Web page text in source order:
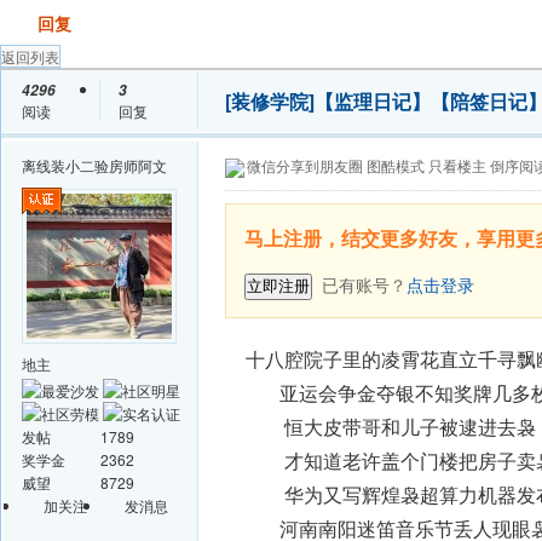
回复
返回列表
4296
阅读
3
回复
[装修学院] 【监理日记】【陪签日
离线装小二验房师阿文
地主
发帖
1789
奖学金
2362
威望
8729
加关注
发消息
微信分享到朋友圈 图酷模式 只看楼主 倒序阅
马上注册，结交更多好友，享用
立即注册 已有账号？ 点击登录
十八腔院子里的凌霄花直立千寻
亚运会争金夺银不知奖牌几多
恒大皮带哥和儿子被逮进去袅
才知道老许盖个门楼把房子卖
华为又写辉煌袅超算力机器发
河南南阳迷笛音乐节丢人现眼